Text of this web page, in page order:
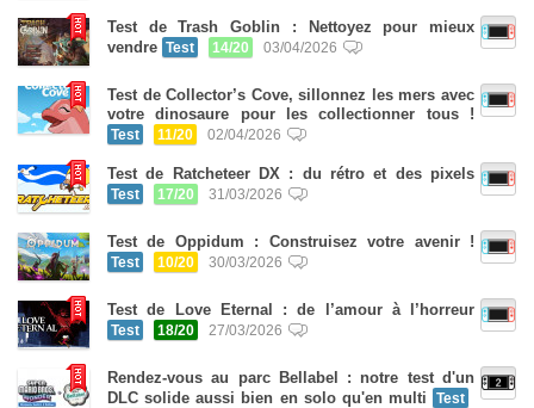
Test de Trash Goblin : Nettoyez pour mieux
vendre Test 14/20 03/04/2026
Test de Collector’s Cove, sillonnez les mers avec
votre dinosaure pour les collectionner tous !
Test 11/20 02/04/2026
Test de Ratcheteer DX : du rétro et des pixels
Test 17/20 31/03/2026
Test de Oppidum : Construisez votre avenir !
Test 10/20 30/03/2026
Test de Love Eternal : de l’amour à l’horreur
Test 18/20 27/03/2026
Rendez-vous au parc Bellabel : notre test d'un
DLC solide aussi bien en solo qu'en multi
Test